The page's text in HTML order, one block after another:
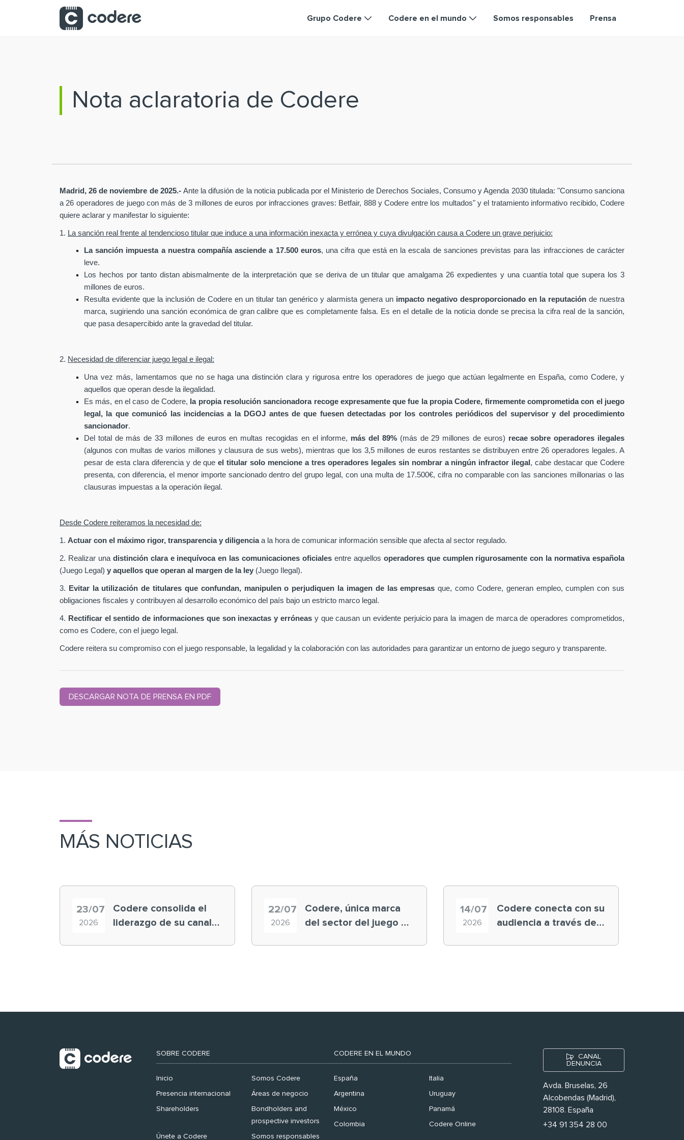
Saltar al contenido principal
Grupo Codere Codere en el mundo Somos responsables Prensa
Nota aclaratoria de Codere
Madrid, 26 de noviembre de 2025.- Ante la difusión de la noticia publicada por el Ministerio de Derechos Sociales, Consumo y Agenda 2030 titulada: "Consumo sanciona
a 26 operadores de juego con más de 3 millones de euros por infracciones graves: Betfair, 888 y Codere entre los multados" y el tratamiento informativo recibido, Codere
quiere aclarar y manifestar lo siguiente:
1. La sanción real frente al tendencioso titular que induce a una información inexacta y errónea y cuya divulgación causa a Codere un grave perjuicio:
La sanción impuesta a nuestra compañía asciende a 17.500 euros, una cifra que está en la escala de sanciones previstas para las infracciones de carácter
leve.
Los hechos por tanto distan abismalmente de la interpretación que se deriva de un titular que amalgama 26 expedientes y una cuantía total que supera los 3
millones de euros.
Resulta evidente que la inclusión de Codere en un titular tan genérico y alarmista genera un impacto negativo desproporcionado en la reputación de nuestra
marca, sugiriendo una sanción económica de gran calibre que es completamente falsa. Es en el detalle de la noticia donde se precisa la cifra real de la sanción,
que pasa desapercibido ante la gravedad del titular.
2. Necesidad de diferenciar juego legal e ilegal:
Una vez más, lamentamos que no se haga una distinción clara y rigurosa entre los operadores de juego que actúan legalmente en España, como Codere, y
aquellos que operan desde la ilegalidad.
Es más, en el caso de Codere, la propia resolución sancionadora recoge expresamente que fue la propia Codere, firmemente comprometida con el juego
legal, la que comunicó las incidencias a la DGOJ antes de que fuesen detectadas por los controles periódicos del supervisor y del procedimiento
sancionador.
Del total de más de 33 millones de euros en multas recogidas en el informe, más del 89%(más de 29 millones de euros) recae sobre operadores ilegales
(algunos con multas de varios millones y clausura de sus webs), mientras que los 3,5 millones de euros restantes se distribuyen entre 26 operadores legales. A
pesar de esta clara diferencia y de queel titular solo mencione a tres operadores legales sin nombrar a ningún infractor ilegal , cabe destacar que Codere
presenta, con diferencia, el menor importe sancionado dentro del grupo legal, con una multa de 17.500€, cifra no comparable con las sanciones millonarias o las
clausuras impuestas a la operación ilegal.
Desde Codere reiteramos la necesidad de:
1. Actuar con el máximo rigor, transparencia y diligenciaa la hora de comunicar información sensible que afecta al sector regulado.
2. Realizar una distinción clara e inequívoca en las comunicaciones oficiales entre aquellos operadores que cumplen rigurosamente con la normativa española
(Juego Legal) y aquellos que operan al margen de la ley (Juego Ilegal).
3. Evitar la utilización de titulares que confundan, manipulen o perjudiquen la imagen de las empresas que, como Codere, generan empleo, cumplen con sus
obligaciones fiscales y contribuyen al desarrollo económico del país bajo un estricto marco legal.
4. Rectificar el sentido de informaciones que son inexactas y erróneasy que causan un evidente perjuicio para la imagen de marca de operadores comprometidos,
como es Codere, con el juego legal.
Codere reitera su compromiso con el juego responsable, la legalidad y la colaboración con las autoridades para garantizar un entorno de juego seguro y transparente.
DESCARGAR NOTA DE PRENSA EN PDF
MÁS NOTICIAS
23/07
2026
Codere consolida el
liderazgo de su canal
22/07
2026
Codere, única marca
del sector del juego en
14/07
2026
Codere conecta con su
audiencia a través de
SOBRE CODERE
Inicio Somos Codere
Presencia internacional Áreas de negocio
Shareholders
Bondholders and
prospective investors
Únete a Codere Somos responsables
CODERE EN EL MUNDO
España Italia
Argentina Uruguay
México Panamá
Colombia Codere Online
CANAL
DENUNCIA
Avda. Bruselas, 26
Alcobendas (Madrid),
28108. España
+34 91 354 28 00